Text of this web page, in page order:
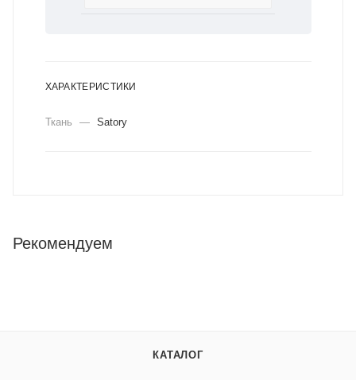
ХАРАКТЕРИСТИКИ
Ткань — Satory
Рекомендуем
КАТАЛОГ